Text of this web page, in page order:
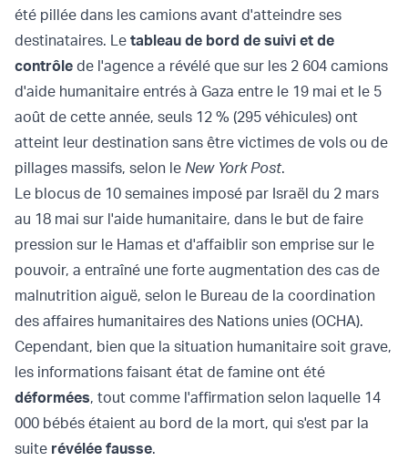
été pillée dans les camions avant d'atteindre ses
destinataires. Le tableau de bord de suivi et de
contrôle de l'agence a révélé que sur les 2 604 camions
d'aide humanitaire entrés à Gaza entre le 19 mai et le 5
août de cette année, seuls 12 % (295 véhicules) ont
atteint leur destination sans être victimes de vols ou de
pillages massifs, selon le New York Post.
Le blocus de 10 semaines imposé par Israël du 2 mars
au 18 mai sur l'aide humanitaire, dans le but de faire
pression sur le Hamas et d'affaiblir son emprise sur le
pouvoir, a entraîné une forte augmentation des cas de
malnutrition aiguë, selon le Bureau de la coordination
des affaires humanitaires des Nations unies (OCHA).
Cependant, bien que la situation humanitaire soit grave,
les informations faisant état de famine ont été
déformées, tout comme l'affirmation selon laquelle 14
000 bébés étaient au bord de la mort, qui s'est par la
suite révélée fausse.